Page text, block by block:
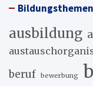
Bildungsthemen
ausbildung
beruf bewerbung